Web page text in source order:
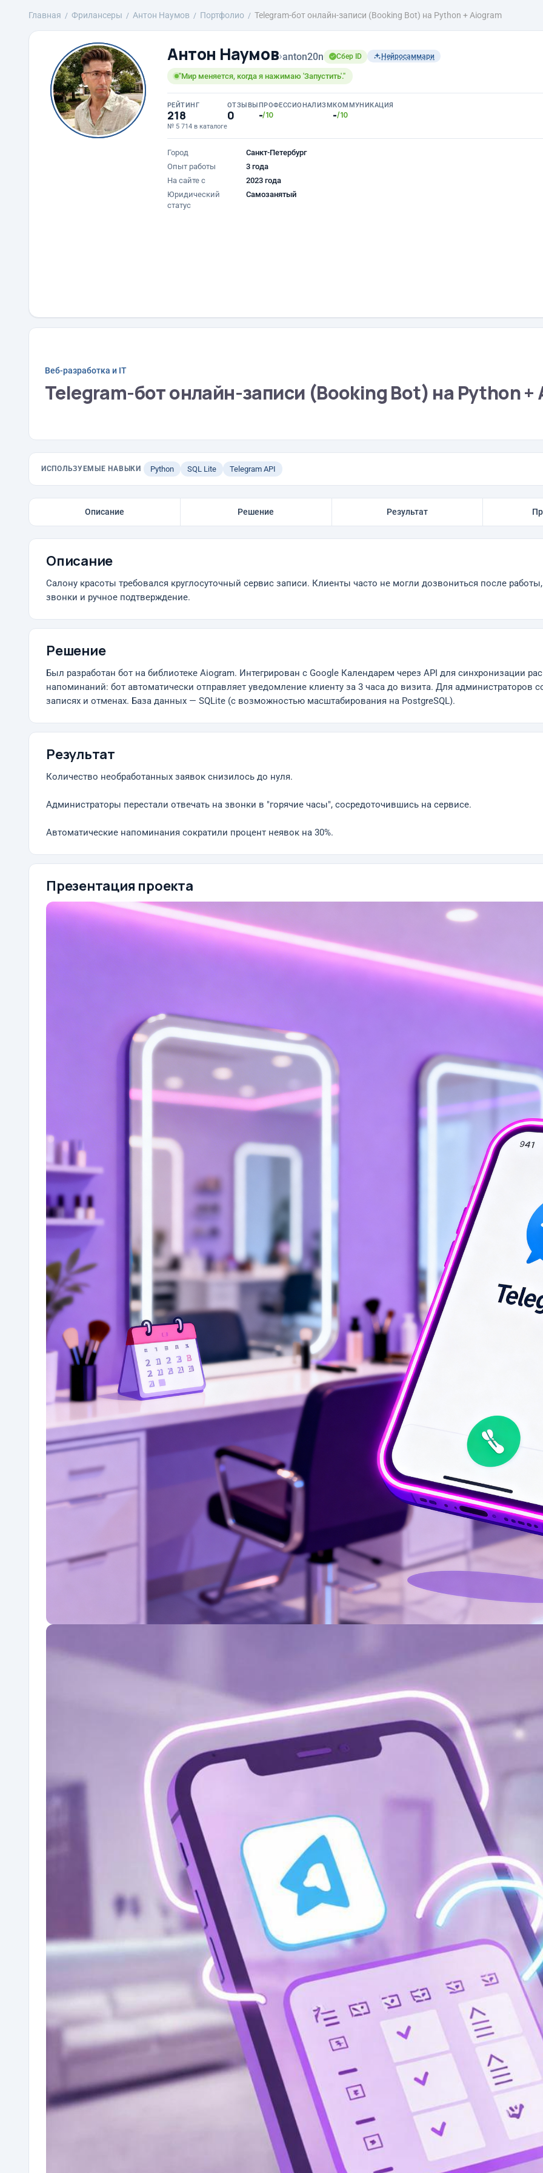
Главная Фрилансеры Антон Наумов Портфолио Telegram-бот онлайн-записи (Booking Bot) на Python + Aiogram
Антон Наумов›anton20n Сбер ID Нейросаммари
"Мир меняется, когда я нажимаю 'Запустить'."
РЕЙТИНГ
218
№ 5 714 в каталоге
ОТЗЫВЫ
0
ПРОФЕССИОНАЛИЗМ
-/10
КОММУНИКАЦИЯ
-/10
Город
Санкт-Петербург
Опыт работы
3 года
На сайте с
2023 года
Юридический
статус
Самозанятый
Веб-разработка и IT
Telegram-бот онлайн-записи (Booking Bot) на Python +
ИСПОЛЬЗУЕМЫЕ НАВЫКИ Python SQL Lite Telegram API
Описание Решение Результат
Описание
Салону красоты требовался круглосуточный сервис записи. Клиенты часто не могли дозвониться после
звонки и ручное подтверждение.
Решение
Был разработан бот на библиотеке Aiogram. Интегрирован с Google Календарем через API для синхронизации
напоминаний: бот автоматически отправляет уведомление клиенту за 3 часа до визита. Для
записях и отменах. База данных — SQLite (с возможностью масштабирования на PostgreSQL).
Результат
Количество необработанных заявок снизилось до нуля.
Администраторы перестали отвечать на звонки в "горячие часы", сосредоточившись на сервисе.
Автоматические напоминания сократили процент неявок на 30%.
Презентация проекта